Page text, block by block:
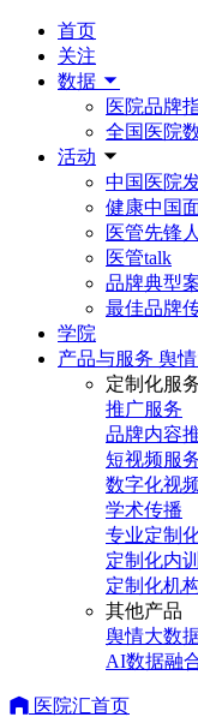
首页
关注
数据
医院品牌
全国医院
活动
中国医院
健康中国
医管先锋
医管talk
品牌典型
最佳品牌
学院
产品与服务 舆
定制化服
推广服务
品牌内容
短视频服
数字化视
学术传播
专业定制
定制化内训
定制化机
其他产品
舆情大数
AI数据融
医院汇首页